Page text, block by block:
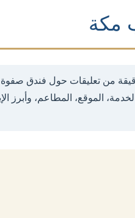
مكة
من تعليقات حول فندق صفوة
الموقع، المطاعم، وأبرز